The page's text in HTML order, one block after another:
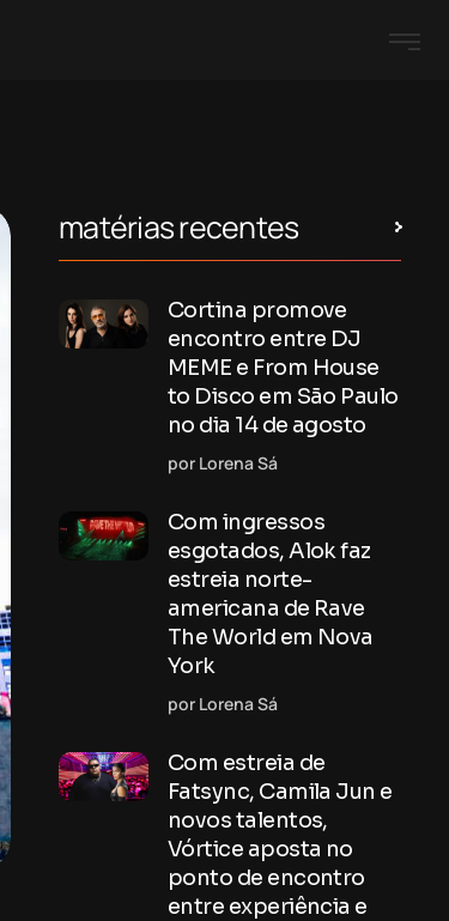
matérias recentes
Cortina promove
encontro entre DJ
MEME e From House
to Disco em São Paulo
no dia 14 de agosto
por Lorena Sá
Com ingressos
esgotados, Alok faz
estreia norte-
americana de Rave
The World em Nova
York
por Lorena Sá
Com estreia de
Fatsync, Camila Jun e
novos talentos,
Vórtice aposta no
ponto de encontro
entre experiência e